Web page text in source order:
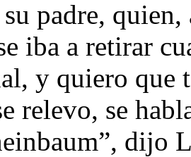
padre,
iba a retirar
y quiero que
relevo, se
dijo